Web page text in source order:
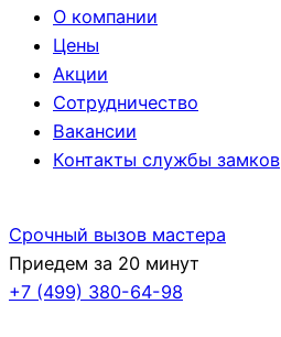
О компании
Цены
Акции
Сотрудничество
Вакансии
Контакты службы замков
Срочный вызов мастера
Приедем за 20 минут
+7 (499) 380-64-98